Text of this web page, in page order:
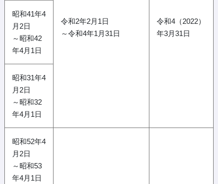
令和2年2月1日
～令和4年1月31日
令和4（2022）
年3月31日
昭和41年4
月2日
～昭和42
年4月1日
昭和31年4
月2日
～昭和32
年4月1日
昭和52年4
月2日
～昭和53
年4月1日